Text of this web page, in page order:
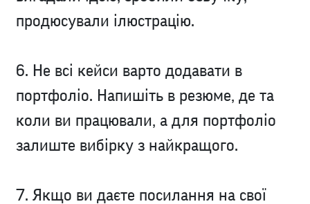
продюсували ілюстрацію.
6. Не всі кейси варто додавати в
портфоліо. Напишіть в резюме, де та
коли ви працювали, а для портфоліо
залиште вибірку з найкращого.
7. Якщо ви даєте посилання на свої